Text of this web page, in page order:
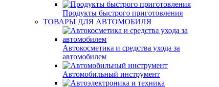
Продукты быстрого приготовления
ТОВАРЫ ДЛЯ АВТОМОБИЛЯ
Автокосметика и средства ухода за
автомобилем
Автомобильный инструмент